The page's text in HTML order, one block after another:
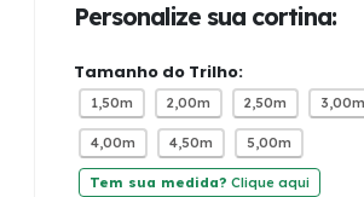
Personalize sua cortina:
Tamanho do Trilho:
1,50m 2,00m 2,50m 3,00m
4,00m 4,50m 5,00m
Tem sua medida? Clique aqui